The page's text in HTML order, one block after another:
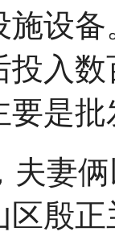
设
入
是
夫妻
区殷